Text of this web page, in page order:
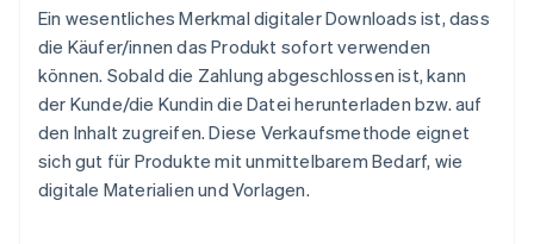
Ein wesentliches Merkmal digitaler Downloads ist, dass
die Käufer/innen das Produkt sofort verwenden
können. Sobald die Zahlung abgeschlossen ist, kann
der Kunde/die Kundin die Datei herunterladen bzw. auf
den Inhalt zugreifen. Diese Verkaufsmethode eignet
sich gut für Produkte mit unmittelbarem Bedarf, wie
digitale Materialien und Vorlagen.